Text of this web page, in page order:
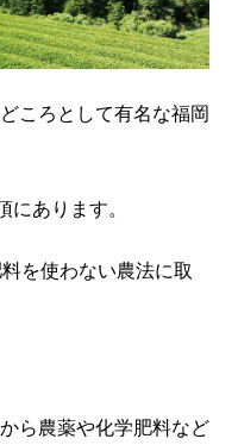
ころとして有名な福岡
にあります。
を使わない農法に取
ら農薬や化学肥料など